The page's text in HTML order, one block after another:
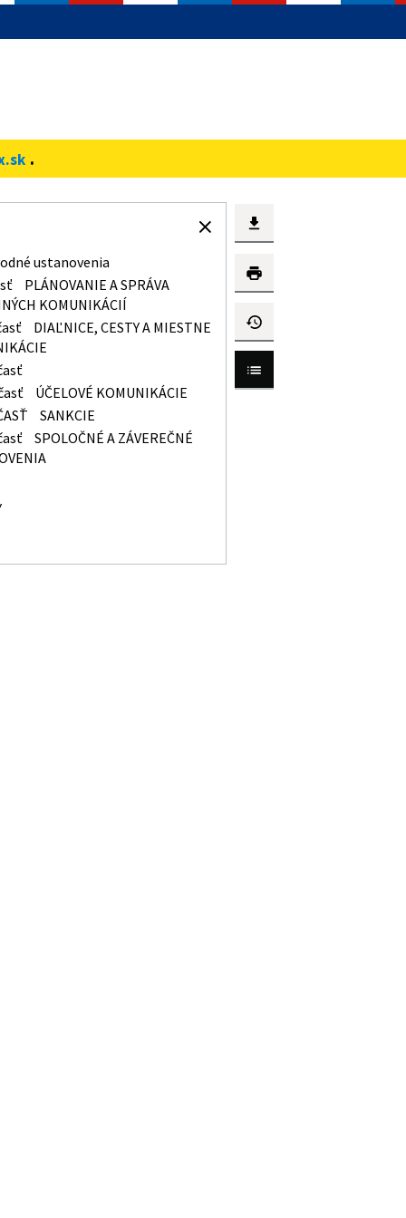
.
ustanovenia
PLÁNOVANIE A SPRÁVA
KOMUNIKÁCIÍ
DIAĽNICE, CESTY A MIESTNE
ÚČELOVÉ KOMUNIKÁCIE
SANKCIE
SPOLOČNÉ A ZÁVEREČNÉ